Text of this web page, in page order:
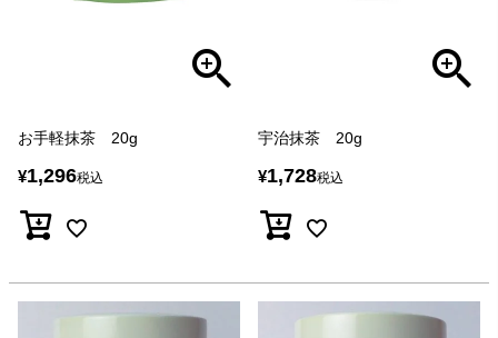
お手軽抹茶 20g
¥1,296税込
宇治抹茶 20g
¥1,728税込